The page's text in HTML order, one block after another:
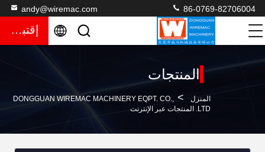
andy@wiremac.com 86-0769-82706004
إقتباس
المنتجات
المنزل >
DONGGUAN WIREMAC MACHINERY EQPT. CO.,
LTD. المنتجات عبر الإنترنت